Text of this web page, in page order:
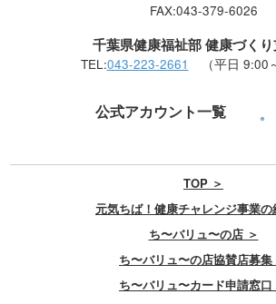
FAX:043-379-6026
千葉県健康福祉部 健康づく
TEL:043-223-2661 （平日 9:00
公式アカウント一覧
TOP ＞
元気ちば！健康チャレンジ事業の
ち〜バリュ〜の店 ＞
ち〜バリュ〜の店協賛店募集
ち〜バリュ〜カード申請窓口